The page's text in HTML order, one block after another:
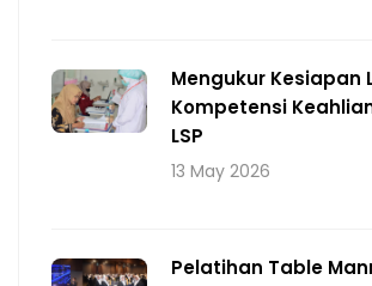
Mengukur Kesiapan
Kompetensi
LSP
13 May 2026
Pelatihan Table